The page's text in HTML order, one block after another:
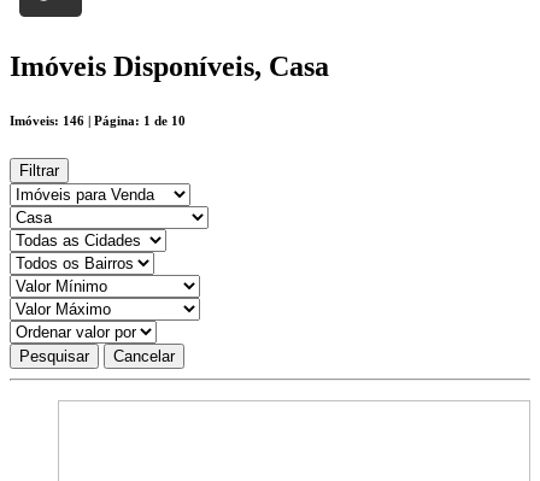
Imóveis Disponíveis, Casa
Imóveis: 146 | Página: 1 de 10
Filtrar
Pesquisar Cancelar